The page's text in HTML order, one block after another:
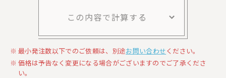
この内容で計算する
最小発注数以下でのご依頼は、別途お問い合わせください。
価格は予告なく変更になる場合がございますのでご了承くださ
い。